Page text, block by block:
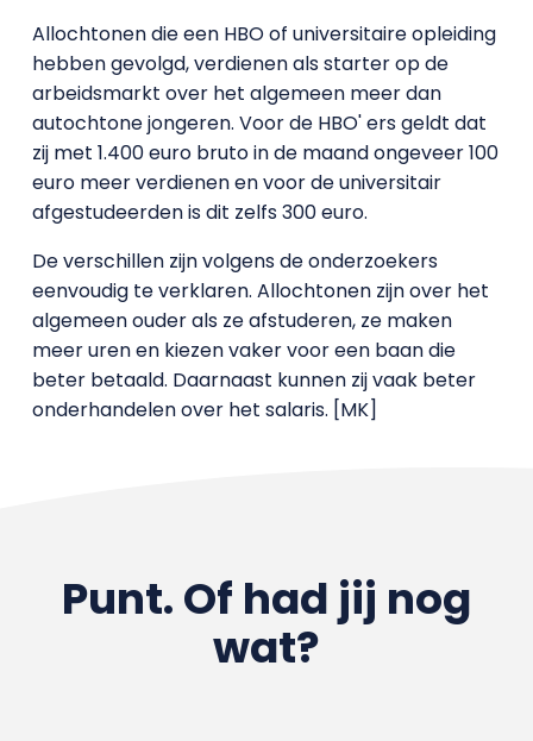
Allochtonen die een HBO of universitaire opleiding
hebben gevolgd, verdienen als starter op de
arbeidsmarkt over het algemeen meer dan
autochtone jongeren. Voor de HBO' ers geldt dat
zij met 1.400 euro bruto in de maand ongeveer 100
euro meer verdienen en voor de universitair
afgestudeerden is dit zelfs 300 euro.
De verschillen zijn volgens de onderzoekers
eenvoudig te verklaren. Allochtonen zijn over het
algemeen ouder als ze afstuderen, ze maken
meer uren en kiezen vaker voor een baan die
beter betaald. Daarnaast kunnen zij vaak beter
onderhandelen over het salaris. [MK]
Punt. Of had jij nog
wat?